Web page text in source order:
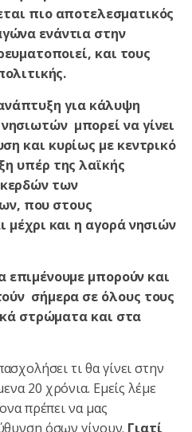
πιο αποτελεσματικός
ενάντια στην
και τους
για κάλυψη
μπορεί να γίνει
και κυρίως με κεντρικό
υπέρ της λαϊκής
κερδών των
που στους
μέχρι και η αγορά νησιών
επιμένουμε μπορούν και
σήμερα σε όλους τους
στρώματα και στα
τι θα γίνει στην
20 χρόνια. Εμείς λέμε
πρέπει να μας
όσων γίνουν. Γιατί